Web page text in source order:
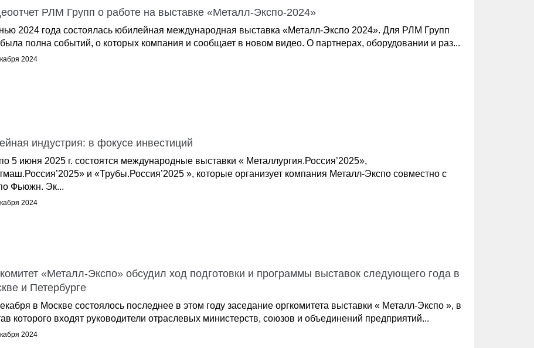
РЛМ Групп о работе на выставке «Металл-Экспо-2024»
2024 года состоялась юбилейная международная выставка «Металл-Экспо 2024». Для РЛМ Групп
полна событий, о которых компания и сообщает в новом видео. О партнерах, оборудовании и раз...
2024
индустрия: в фокусе инвестиций
5 июня 2025 г. состоятся международные выставки « Металлургия.Россия’2025»,
и «Трубы.Россия’2025 », которые организует компания Металл-Экспо совместно с
Фьюжн. Эк...
2024
«Металл-Экспо» обсудил ход подготовки и программы выставок следующего года в
и Петербурге
в Москве состоялось последнее в этом году заседание оргкомитета выставки « Металл-Экспо », в
которого входят руководители отраслевых министерств, союзов и объединений предприятий...
2024